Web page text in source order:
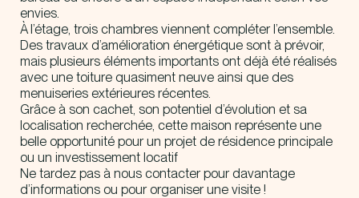
envies.
À l’étage, trois chambres viennent compléter l’ensemble.
Des travaux d’amélioration énergétique sont à prévoir,
mais plusieurs éléments importants ont déjà été réalisés
avec une toiture quasiment neuve ainsi que des
menuiseries extérieures récentes.
Grâce à son cachet, son potentiel d’évolution et sa
localisation recherchée, cette maison représente une
belle opportunité pour un projet de résidence principale
ou un investissement locatif
Ne tardez pas à nous contacter pour davantage
d’informations ou pour organiser une visite !